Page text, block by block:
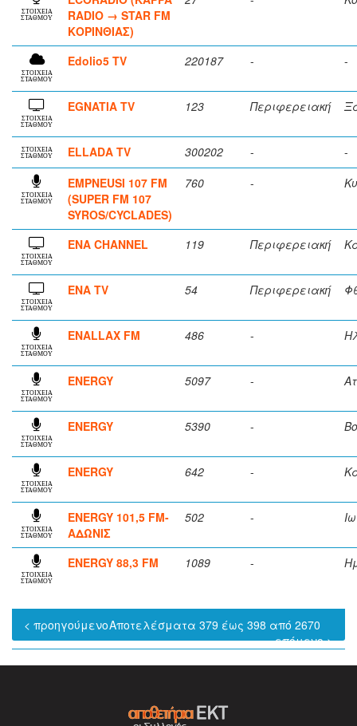
ΣΤΟΙΧΕΙΑ
ΣΤΑΘΜΟΥ
RADIO → STAR FM
ΚΟΡΙΝΘΙΑΣ)
ΣΤΟΙΧΕΙΑ
ΣΤΑΘΜΟΥ
Edolio5 TV 220187 - -
ΣΤΟΙΧΕΙΑ
ΣΤΑΘΜΟΥ
EGNATIA TV 123 Περιφερειακή
ΣΤΟΙΧΕΙΑ
ΣΤΑΘΜΟΥ
ELLADA TV 300202 - -
ΣΤΟΙΧΕΙΑ
ΣΤΑΘΜΟΥ
EMPNEUSI 107 FM
(SUPER FM 107
SYROS/CYCLADES)
760 -
ΣΤΟΙΧΕΙΑ
ΣΤΑΘΜΟΥ
ENA CHANNEL 119 Περιφερειακή
ΣΤΟΙΧΕΙΑ
ΣΤΑΘΜΟΥ
ENA TV 54 Περιφερειακή
ΣΤΟΙΧΕΙΑ
ΣΤΑΘΜΟΥ
ENALLAX FM 486 -
ΣΤΟΙΧΕΙΑ
ΣΤΑΘΜΟΥ
ENERGY 5097 -
ΣΤΟΙΧΕΙΑ
ΣΤΑΘΜΟΥ
ENERGY 5390 -
ΣΤΟΙΧΕΙΑ
ΣΤΑΘΜΟΥ
ENERGY 642 -
ΣΤΟΙΧΕΙΑ
ΣΤΑΘΜΟΥ
ENERGY 101,5 FM-
ΑΔΩΝΙΣ
502 -
ΣΤΟΙΧΕΙΑ
ΣΤΑΘΜΟΥ
ENERGY 88,3 FM 1089 -
Αποτελέσματα 379 έως 398 από 2670
< προηγούμενο
επόμενο >